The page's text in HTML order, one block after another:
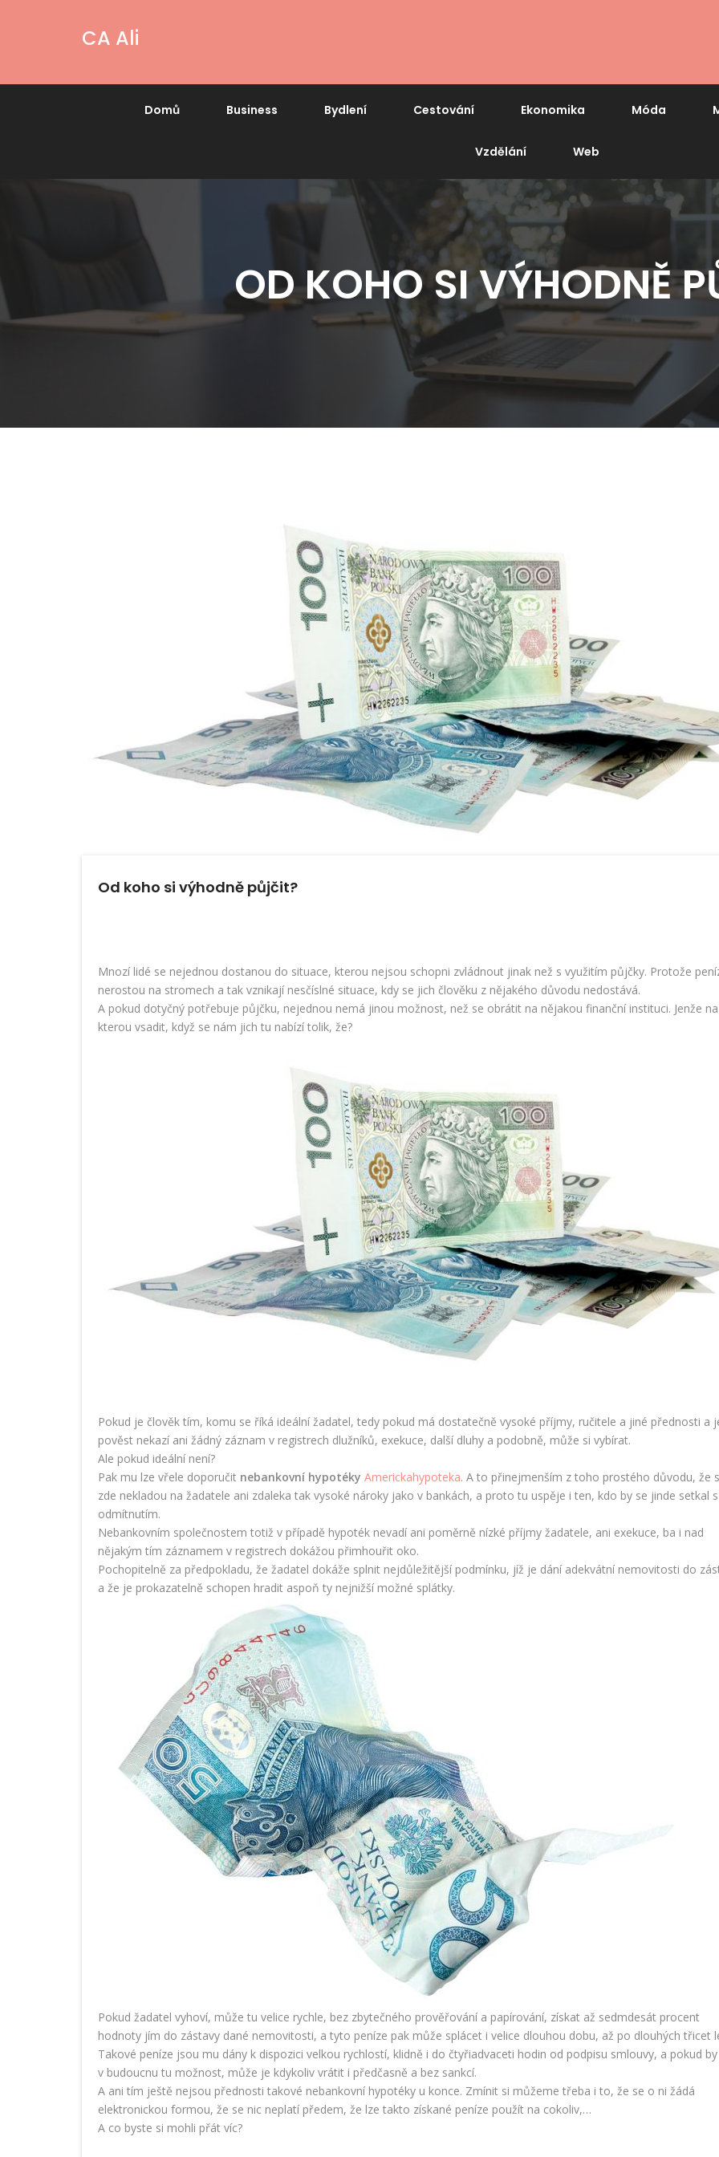
CA Ali
Domů Business Bydlení Cestování Ekonomika Móda
Vzdělání Web
OD KOHO SI VÝHODNĚ
Od koho si výhodně půjčit?
Mnozí lidé se nejednou dostanou do situace, kterou nejsou schopni zvládnout jinak než s využitím půjčky. Protože
nerostou na stromech a tak vznikají nesčíslné situace, kdy se jich člověku z nějakého důvodu nedostává.
A pokud dotyčný potřebuje půjčku, nejednou nemá jinou možnost, než se obrátit na nějakou finanční instituci. Jenže na
kterou vsadit, když se nám jich tu nabízí tolik, že?
Pokud je člověk tím, komu se říká ideální žadatel, tedy pokud má dostatečně vysoké příjmy, ručitele a jiné přednosti a
pověst nekazí ani žádný záznam v registrech dlužníků, exekuce, další dluhy a podobně, může si vybírat.
Ale pokud ideální není?
Pak mu lze vřele doporučit nebankovní hypotéky Americkahypoteka. A to přinejmenším z toho prostého důvodu, že
zde nekladou na žadatele ani zdaleka tak vysoké nároky jako v bankách, a proto tu uspěje i ten, kdo by se jinde setkal s
odmítnutím.
Nebankovním společnostem totiž v případě hypoték nevadí ani poměrně nízké příjmy žadatele, ani exekuce, ba i nad
nějakým tím záznamem v registrech dokážou přimhouřit oko.
Pochopitelně za předpokladu, že žadatel dokáže splnit nejdůležitější podmínku, jíž je dání adekvátní nemovitosti do
a že je prokazatelně schopen hradit aspoň ty nejnižší možné splátky.
Pokud žadatel vyhoví, může tu velice rychle, bez zbytečného prověřování a papírování, získat až sedmdesát procent
hodnoty jím do zástavy dané nemovitosti, a tyto peníze pak může splácet i velice dlouhou dobu, až po dlouhých třicet
Takové peníze jsou mu dány k dispozici velkou rychlostí, klidně i do čtyřiadvaceti hodin od podpisu smlouvy, a pokud
v budoucnu tu možnost, může je kdykoliv vrátit i předčasně a bez sankcí.
A ani tím ještě nejsou přednosti takové nebankovní hypotéky u konce. Zmínit si můžeme třeba i to, že se o ni žádá
elektronickou formou, že se nic neplatí předem, že lze takto získané peníze použít na cokoliv,…
A co byste si mohli přát víc?